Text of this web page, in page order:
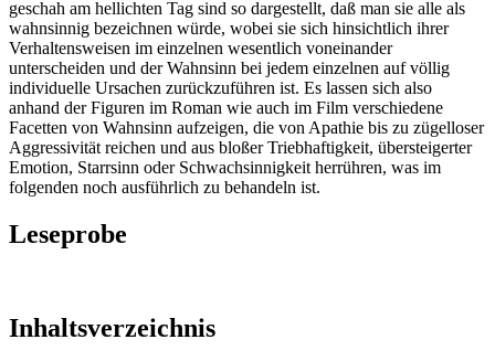
geschah am hellichten Tag sind so dargestellt, daß man sie alle als
wahnsinnig bezeichnen würde, wobei sie sich hinsichtlich ihrer
Verhaltensweisen im einzelnen wesentlich voneinander
unterscheiden und der Wahnsinn bei jedem einzelnen auf völlig
individuelle Ursachen zurückzuführen ist. Es lassen sich also
anhand der Figuren im Roman wie auch im Film verschiedene
Facetten von Wahnsinn aufzeigen, die von Apathie bis zu zügelloser
Aggressivität reichen und aus bloßer Triebhaftigkeit, übersteigerter
Emotion, Starrsinn oder Schwachsinnigkeit herrühren, was im
folgenden noch ausführlich zu behandeln ist.
Leseprobe
Inhaltsverzeichnis